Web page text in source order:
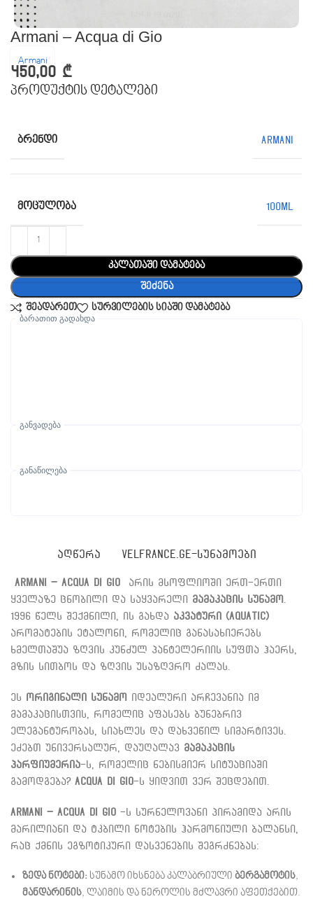
Armani – Acqua di Gio
Armani
450,00 ₾
პროდუქტის დეტალები
ᲑᲠᲔᲜᲓᲘ Armani
ᲛᲝᲪᲣᲚᲝᲑᲐ 100ML
კალათაში დამატება
შეძენა
შეადარეთ სურვილების სიაში დამატება
ბარათით გადახდა
განვადება
განაწილება
ᲐᲦᲬᲔᲠᲐ VELFRANCE.GE-ᲡᲣᲜᲐᲛᲝᲔᲑᲘ
Armani – Acqua di Gio არის მსოფლიოში ერთ-ერთი
ყველაზე ცნობილი და საყვარელი მამაკაცის სუნამო
1996 წელს შექმნილი, ის გახდა აკვატური (Aquatic)
არომატების ეტალონი, რომელიც განასახიერებს
ხმელთაშუა ზღვის კუნძულ პანტელერიის სუფთა ჰაერს,
მზის სითბოს და ზღვის უსაზღვრო ძალას.
ეს ორიგინალი სუნამო
იდეალური არჩევანია იმ
მამაკაცისთვის, რომელიც აფასებს ბუნებრივ
ელეგანტურობას, სიახლეს და დახვეწილ სიმარტივეს.
ეძებთ უნივერსალურ, დაუღალავ მამაკაცის
პარფიუმერია-ს, რომელიც ნებისმიერ სიტუაციაში
გამოდგება? Acqua di Gio-ს ყიდვით ვერ შეცდებით.
Armani – Acqua di Gio -ს სურნელოვანი პირამიდა არის
მარილიანი და ტკბილი ნოტების ჰარმონიული ბალანსი,
რაც ქმნის ეგზოტიკური დასვენების შეგრძნებას:
ზედა ნოტები: სუნამო იხსნება კალაბრიული ბერგამოტის,
მანდარინის, ლაიმის და ნეროლის მძლავრი აფეთქებით.